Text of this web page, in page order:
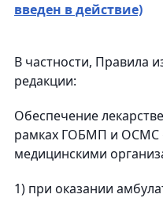
введен в действие)
В частности, Правила
редакции:
Обеспечение
рамках ГОБМП и ОСМС
медицинскими
1) при оказании